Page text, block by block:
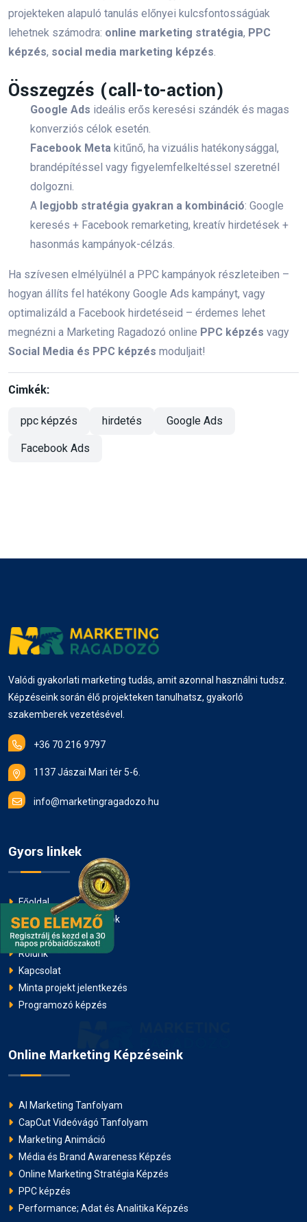
tartalommarketing CTA landing page
Hírlevél AI Google Ads teszt
marketing automatizálás PPC képzés
Marketing Animáció
Influencer marketing költészet napja
Facebook Ads Marketing eszközök
Digitális stratégia Online marketing hibák
Marketingstratégia Online Márkaidentitás
Tartalommarketing Keresőoptimalizálás
Márkastratégia Vizuális identitás
Célközönség meghatározása
Üzleti siker Webáruház
Közösségi média marketing
SWOT-analízis Buyer Persona
hirdetés optimalizálás konverzió növelés
PPC kampány Facebook hirdetés
Instagram hirdetés konverzióoptimalizálás
adat és analitika
teljesítményoptimalizálás
weboldal fejlesztés
weboldal gyorsítás
SEO audit weboldal optimalizálás
keresőoptimalizálás
marketing tippek
közösségi média marketing
marketing egyensúly
Mesterséges Intelligencia
projekteken alapuló tanulás előnyei kulcsfontosságúak
lehetnek számodra: online marketing stratégia, PPC
képzés, social media marketing képzés.
Összegzés (call-to-action)
Google Ads ideális erős keresési szándék és magas
konverziós célok esetén.
Facebook Meta kitűnő, ha vizuális hatékonysággal,
brandépítéssel vagy figyelemfelkeltéssel szeretnél
dolgozni.
A legjobb stratégia gyakran a kombináció: Google
keresés + Facebook remarketing, kreatív hirdetések +
hasonmás kampányok-célzás.
Ha szívesen elmélyülnél a PPC kampányok részleteiben –
hogyan állíts fel hatékony Google Ads kampányt, vagy
optimalizáld a Facebook hirdetéseid – érdemes lehet
megnézni a Marketing Ragadozó online PPC képzés vagy
Social Media és PPC képzés moduljait!
Cimkék:
ppc képzés hirdetés Google Ads
Facebook Ads
Valódi gyakorlati marketing tudás, amit azonnal használni tudsz.
Képzéseink során élő projekteken tanulhatsz, gyakorló
szakemberek vezetésével.
+36 70 216 9797
1137 Jászai Mari tér 5-6.
info@marketingragadozo.hu
Gyors linkek
Főoldal
Marketing tanfolyamok
Blog
Rólunk
Kapcsolat
Minta projekt jelentkezés
Programozó képzés
Online Marketing Képzéseink
AI Marketing Tanfolyam
CapCut Videóvágó Tanfolyam
Marketing Animáció
Média és Brand Awareness Képzés
Online Marketing Stratégia Képzés
PPC képzés
Performance; Adat és Analitika Képzés